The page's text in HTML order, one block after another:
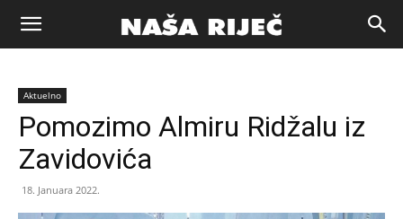
Naša
riječ
Aktuelno
Pomozimo Almiru Ridžalu iz
Zavidovića
18. Januara 2022.